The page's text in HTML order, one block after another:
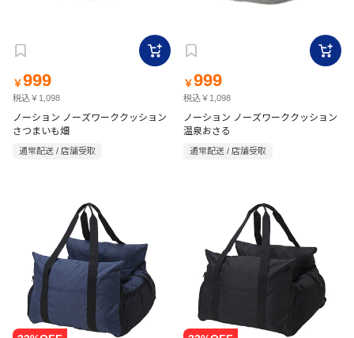
￥999
税込￥1,098
ノーション ノーズワーククッション
さつまいも畑
通常配送 / 店舗受取
￥999
税込￥1,098
ノーション ノーズワーククッション
温泉おさる
通常配送 / 店舗受取